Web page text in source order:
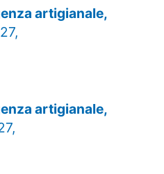
artigianale,
artigianale,